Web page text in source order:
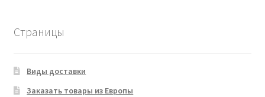
Страницы
Виды доставки
Заказать товары из Европы